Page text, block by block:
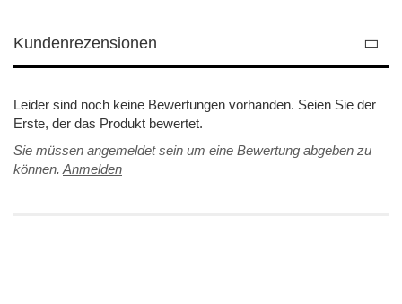
Kundenrezensionen
Leider sind noch keine Bewertungen vorhanden. Seien Sie der
Erste, der das Produkt bewertet.
Sie müssen angemeldet sein um eine Bewertung abgeben zu
können. Anmelden